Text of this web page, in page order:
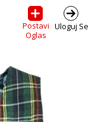
Postavi
Oglas
Uloguj Se